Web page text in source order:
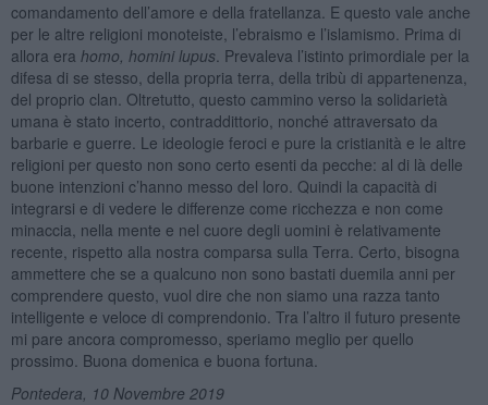
comandamento dell’amore e della fratellanza. E questo vale anche
per le altre religioni monoteiste, l’ebraismo e l’islamismo. Prima di
allora era homo, homini lupus. Prevaleva l’istinto primordiale per la
difesa di se stesso, della propria terra, della tribù di appartenenza,
del proprio clan. Oltretutto, questo cammino verso la solidarietà
umana è stato incerto, contraddittorio, nonché attraversato da
barbarie e guerre. Le ideologie feroci e pure la cristianità e le altre
religioni per questo non sono certo esenti da pecche: al di là delle
buone intenzioni c’hanno messo del loro. Quindi la capacità di
integrarsi e di vedere le differenze come ricchezza e non come
minaccia, nella mente e nel cuore degli uomini è relativamente
recente, rispetto alla nostra comparsa sulla Terra. Certo, bisogna
ammettere che se a qualcuno non sono bastati duemila anni per
comprendere questo, vuol dire che non siamo una razza tanto
intelligente e veloce di comprendonio. Tra l’altro il futuro presente
mi pare ancora compromesso, speriamo meglio per quello
prossimo. Buona domenica e buona fortuna.
Pontedera, 10 Novembre 2019